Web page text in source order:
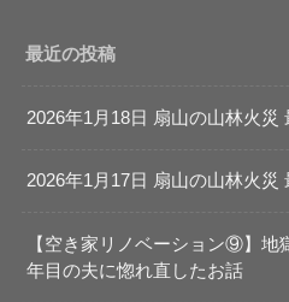
最近の投稿
2026年1月18日 扇山の山林火災
2026年1月17日 扇山の山林火災
【空き家リノベーション⑨】地
年目の夫に惚れ直したお話